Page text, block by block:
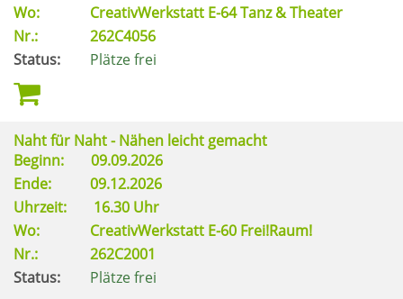
Wo:
CreativWerkstatt E-64 Tanz & Theater
Nr.:
262C4056
Status:
Plätze frei
Naht für Naht - Nähen leicht gemacht
Beginn:
09.09.2026
Ende:
09.12.2026
Uhrzeit:
16.30 Uhr
Wo:
CreativWerkstatt E-60 Frei!Raum!
Nr.:
262C2001
Status:
Plätze frei